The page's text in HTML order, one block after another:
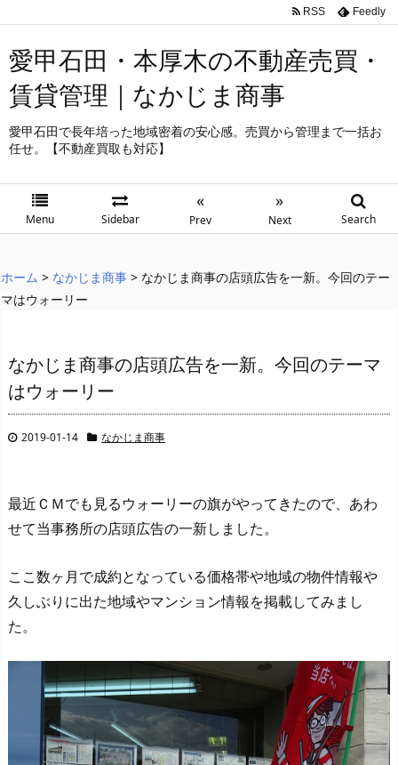
愛甲石田・本厚木の不動産売買・
賃貸管理｜なかじま商事
愛甲石田で長年培った地域密着の安心感。売買から管理まで一括お
任せ。【不動産買取も対応】
Menu Sidebar
«
Prev
»
Next Search
RSS Feedly
ホーム > なかじま商事 > なかじま商事の店頭広告を一新。今回のテー
マはウォーリー
なかじま商事の店頭広告を一新。今回のテーマ
はウォーリー
2019-01-14 なかじま商事
最近ＣＭでも見るウォーリーの旗がやってきたので、あわ
せて当事務所の店頭広告の一新しました。
ここ数ヶ月で成約となっている価格帯や地域の物件情報や
久しぶりに出た地域やマンション情報を掲載してみまし
た。